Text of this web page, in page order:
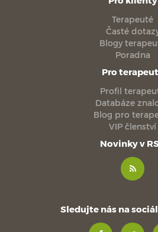
Terapeuté
Časté
Blogy
Poradna
Pro
Profil
Databáze
Blog pro
VIP členství
Novinky v
Sledujte nás na